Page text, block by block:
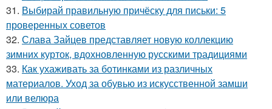
31. Выбирай правильную причёску для письки: 5
проверенных советов
32. Слава Зайцев представляет новую коллекцию
зимних курток, вдохновленную русскими традициями
33. Как ухаживать за ботинками из различных
материалов. Уход за обувью из искусственной замши
или велюра